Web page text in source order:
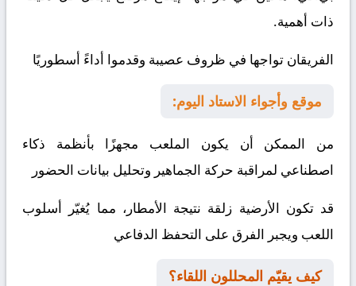
ذات أهمية.
الفريقان تواجها في ظروف عصيبة وقدموا أداءً أسطوريًا
موقع وأجواء الاستاد اليوم:
من الممكن أن يكون الملعب مجهزًا بأنظمة ذكاء
اصطناعي لمراقبة حركة الجماهير وتحليل بيانات الحضور
قد تكون الأرضية زلقة نتيجة الأمطار، مما يُغيّر أسلوب
اللعب ويجبر الفرق على التحفظ الدفاعي
كيف يقيّم المحللون اللقاء؟